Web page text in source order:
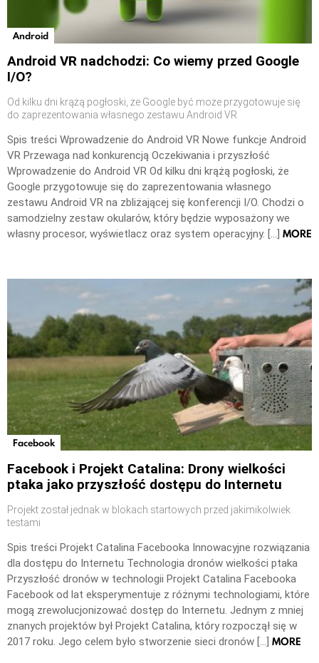
Android
Android VR nadchodzi: Co wiemy przed Google
I/O?
Od kilku dni krążą pogłoski, że Google być może przygotowuje się
do zaprezentowania własnego zestawu Android VR
Spis treści Wprowadzenie do Android VR Nowe funkcje Android
VR Przewaga nad konkurencją Oczekiwania i przyszłość
Wprowadzenie do Android VR Od kilku dni krążą pogłoski, że
Google przygotowuje się do zaprezentowania własnego
zestawu Android VR na zbliżającej się konferencji I/O. Chodzi o
samodzielny zestaw okularów, który będzie wyposażony we
własny procesor, wyświetlacz oraz system operacyjny. […] MORE
Facebook
Facebook i Projekt Catalina: Drony wielkości
ptaka jako przyszłość dostępu do Internetu
Projekt został jednak w blokach startowych przed jakimikolwiek
testami
Spis treści Projekt Catalina Facebooka Innowacyjne rozwiązania
dla dostępu do Internetu Technologia dronów wielkości ptaka
Przyszłość dronów w technologii Projekt Catalina Facebooka
Facebook od lat eksperymentuje z różnymi technologiami, które
mogą zrewolucjonizować dostęp do Internetu. Jednym z mniej
znanych projektów był Projekt Catalina, który rozpoczął się w
2017 roku. Jego celem było stworzenie sieci dronów […] MORE